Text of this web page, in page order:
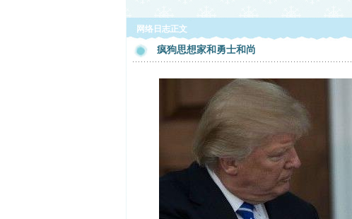
网络日志正文
疯狗思想家和勇士和尚